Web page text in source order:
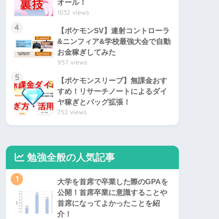
オール！
1032 views
4
【ポケモンSV】連射コントローラ
&ニンフィア&学校最強大会で自動
お金稼ぎしてみた
957 views
5
【ポケモンスリープ】無課金おす
すめ！リサーチノートによるダイ
ヤ稼ぎとバッグ拡張！
752 views
勉強全般の人気記事
1
大学を首席で卒業した際のGPAを
公開！首席卒業に意識することや
首席になってよかったことを紹
介！